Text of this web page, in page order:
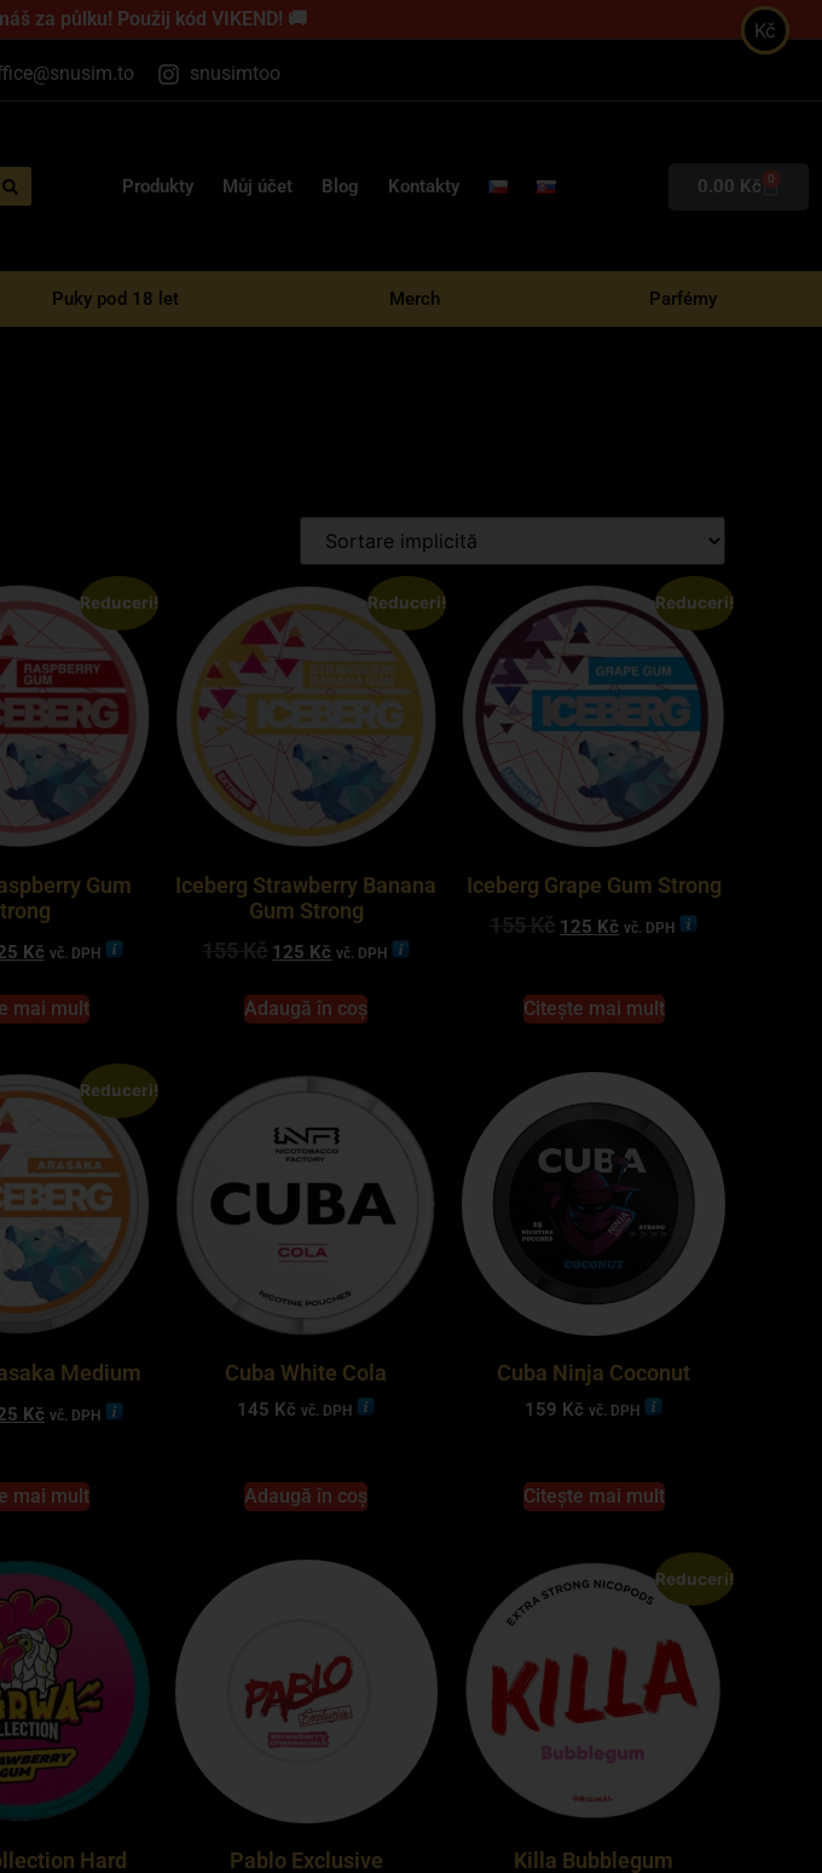
za půlku! Použij kód VIKEND! 🚚
snusimtoo
Produkty Můj účet Blog Kontakty 0.00 Kč 0
Puky pod 18 let Merch Parfémy
Reduceri!
Gum
Kč vč. DPH
mai mult
Reduceri!
Iceberg Strawberry Banana
Gum Strong
155Kč 125 Kč vč. DPH
Adaugă în coș
Reduceri!
Iceberg Grape Gum Strong
155Kč 125 Kč vč. DPH
Citește mai mult
Reduceri!
Medium
Kč vč. DPH
mai mult
Cuba White Cola
145 Kč vč. DPH
Adaugă în coș
Cuba Ninja Coconut
159 Kč vč. DPH
Citește mai mult
Hard
Pablo Exclusive
Reduceri!
Killa Bubblegum
Kč